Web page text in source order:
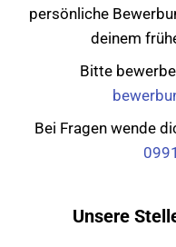
persönliche
deinem
Bitte
Bei Fragen wende
Unsere